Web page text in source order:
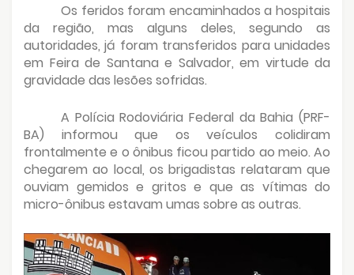
Os feridos foram encaminhados a hospitais
da região, mas alguns deles, segundo as
autoridades, já foram transferidos para unidades
em Feira de Santana e Salvador, em virtude da
gravidade das lesões sofridas.
A Polícia Rodoviária Federal da Bahia (PRF-
BA) informou que os veículos colidiram
frontalmente e o ônibus ficou partido ao meio. Ao
chegarem ao local, os brigadistas relataram que
ouviam gemidos e gritos e que as vítimas do
micro-ônibus estavam umas sobre as outras.